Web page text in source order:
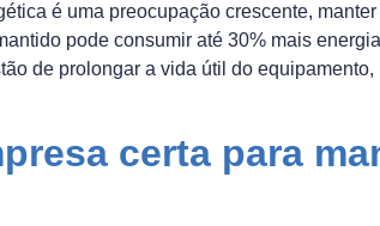
é uma preocupação crescente,
pode consumir até 30% mais
de prolongar a vida útil do
certa para